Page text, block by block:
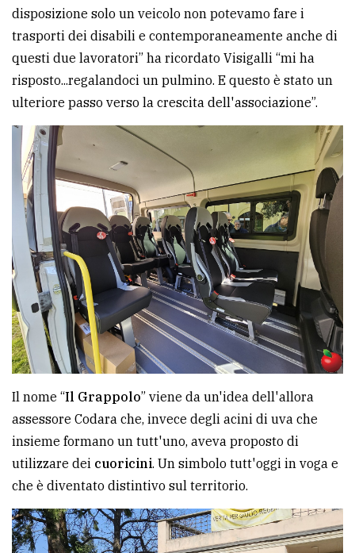
disposizione solo un veicolo non potevamo fare i
trasporti dei disabili e contemporaneamente anche di
questi due lavoratori” ha ricordato Visigalli “mi ha
risposto...regalandoci un pulmino. E questo è stato un
ulteriore passo verso la crescita dell'associazione”.
Il nome “Il Grappolo” viene da un'idea dell'allora
assessore Codara che, invece degli acini di uva che
insieme formano un tutt'uno, aveva proposto di
utilizzare dei cuoricini. Un simbolo tutt'oggi in voga e
che è diventato distintivo sul territorio.